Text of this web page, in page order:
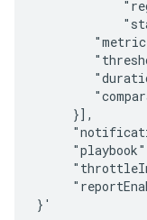
     }],